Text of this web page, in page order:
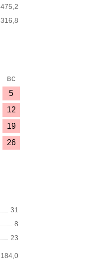
475,2
316,8
вс
5
12
19
26
31
8
23
184,0